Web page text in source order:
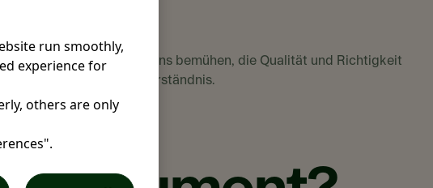
übersetzt. Obwohl wir uns bemühen, die Qualität und Richtigkeit
danken Ihnen für Ihr Verständnis.
run smoothly,
experience for
others are only